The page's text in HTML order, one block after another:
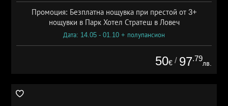
Промоция: Безплатна нощувка при престой от 3+
нощувки в Парк Хотел Стратеш в Ловеч
Дата: 14.05 - 01.10 + полупансион
50€ / 97.79
лв.